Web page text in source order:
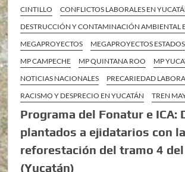
CINTILLO
CONFLICTOS LABORALES EN
DESTRUCCIÓN Y CONTAMINACIÓN AMBIENTAL
MEGAPROYECTOS
MEGAPROYECTOS ESTADOS
MP CAMPECHE
MP QUINTANA ROO
MP
NOTICIAS NACIONALES
PRECARIEDAD
RACISMO Y DESPRECIO EN YUCATÁN
TREN
Programa del Fonatur e ICA:
plantados a ejidatarios con la
reforestación del tramo 4 del
(Yucatán)